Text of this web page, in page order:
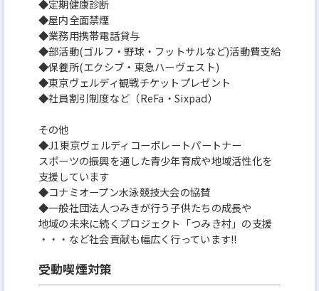
◆定期健康診断
◆屋内全面禁煙
◆業務用携帯電話貸与
◆部活動(ゴルフ・野球・フットサルなど)活動費支給
◆保養所(エクシブ・東急ハーヴェスト)
◆東京ヴェルディ観戦チケットプレゼント
◆社員割引制度など（ReFa・Sixpad）
その他
◆J1東京ヴェルディコーポレートパートナー
スポーツの振興を通した青少年育成や地域活性化を
支援しています
◆コナミオープン水泳競技大会の協賛
◆一般社団法人つみきが行う子供たちの成長や
地域の未来に続くプロジェクト「つみき村」の支援
・・・など社会貢献も幅広く行っています!!
受動喫煙対策